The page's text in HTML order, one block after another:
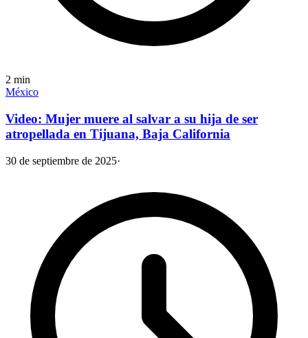
2 min
México
Video: Mujer muere al salvar a su hija de ser
atropellada en Tijuana, Baja California
30 de septiembre de 2025·